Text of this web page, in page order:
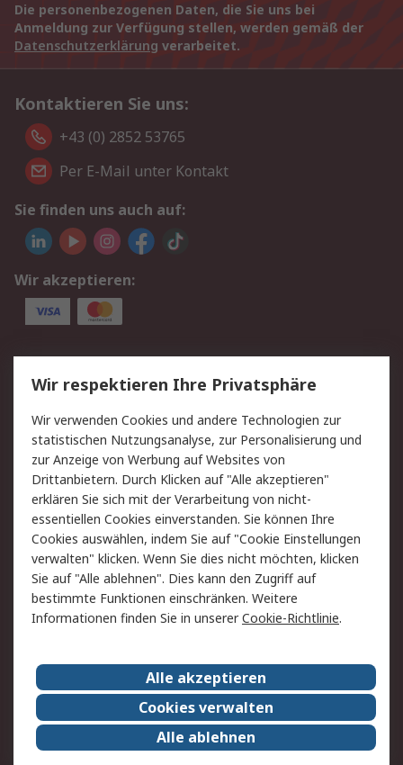
Die personenbezogenen Daten, die Sie uns bei
Anmeldung zur Verfügung stellen, werden gemäß der
Datenschutzerklärung verarbeitet.
Kontaktieren Sie uns:
+43 (0) 2852 53765
Per E-Mail unter Kontakt
Sie finden uns auch auf:
Wir akzeptieren:
Service
Value Added Services
Lieferlösungen
Rücksendung/Entsorgung Kontakt
Hilfe
Rechtliches
RS Verkaufs- und
Lieferbedingungen
Datenschutz
Cookie-Richtlinie
Zahlungsbedingungen
Impressum
Webseite Konditionen
RS weltweit
Karriere bei RS
Nachhaltigkeit
Qualität/Zertifikate
Presse-Center
Event-Center
Wir respektieren Ihre Privatsphäre
Wir verwenden Cookies und andere Technologien zur
statistischen Nutzungsanalyse, zur Personalisierung und
zur Anzeige von Werbung auf Websites von
Drittanbietern. Durch Klicken auf "Alle akzeptieren"
erklären Sie sich mit der Verarbeitung von nicht-
essentiellen Cookies einverstanden. Sie können Ihre
Cookies auswählen, indem Sie auf "Cookie Einstellungen
verwalten" klicken. Wenn Sie dies nicht möchten, klicken
Sie auf "Alle ablehnen". Dies kann den Zugriff auf
bestimmte Funktionen einschränken. Weitere
Informationen finden Sie in unsererCookie-Richtlinie.
Alle akzeptieren
Cookies verwalten
Alle ablehnen